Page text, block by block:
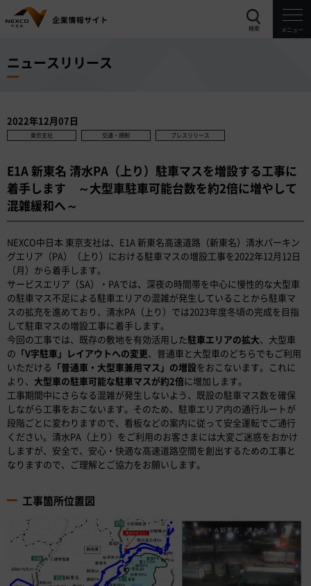
検索 メニュー
ニュースリリース
2022年12月07日
東京支社 交通・規制 プレスリリース
E1A 新東名 清水PA（上り）駐車マスを増設する工事に
着手します ～大型車駐車可能台数を約2倍に増やして
混雑緩和へ～
NEXCO中日本 東京支社は、E1A 新東名高速道路（新東名）清水パーキン
グエリア（PA）（上り）における駐車マスの増設工事を2022年12月12日
（月）から着手します。
サービスエリア（SA）・PAでは、深夜の時間帯を中心に慢性的な大型車
の駐車マス不足による駐車エリアの混雑が発生していることから駐車マ
スの拡充を進めており、清水PA（上り）では2023年度冬頃の完成を目指
して駐車マスの増設工事に着手します。
今回の工事では、既存の敷地を有効活用した駐車エリアの拡大、大型車
の 「V字駐車」レイアウトへの変更、普通車と大型車のどちらでもご利用
いただける 「普通車・大型車兼用マス」の増設をおこないます。これに
より、 大型車の駐車可能な駐車マスが約2倍に増加します。
工事期間中にさらなる混雑が発生しないよう、既設の駐車マス数を確保
しながら工事をおこないます。そのため、駐車エリア内の通行ルートが
段階ごとに変わりますので、看板などの案内に従って安全運転でご通行
ください。清水PA（上り）をご利用のお客さまには大変ご迷惑をおかけ
しますが、安全で、安心・快適な高速道路空間を創出するための工事と
なりますので、ご理解とご協力をお願いします。
工事箇所位置図